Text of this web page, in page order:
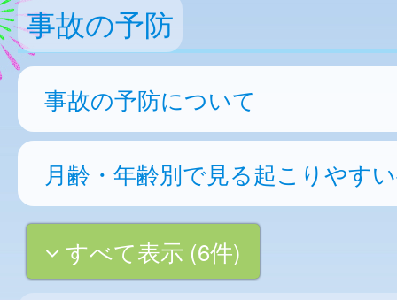
事故の予防
事故の予防について
月齢・年齢別で見る起こりやす
すべて表示 (6件)